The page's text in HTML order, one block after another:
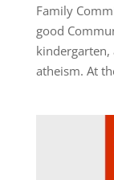
Family
good
kindergarten,
atheism. At